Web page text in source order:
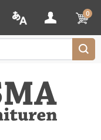
0